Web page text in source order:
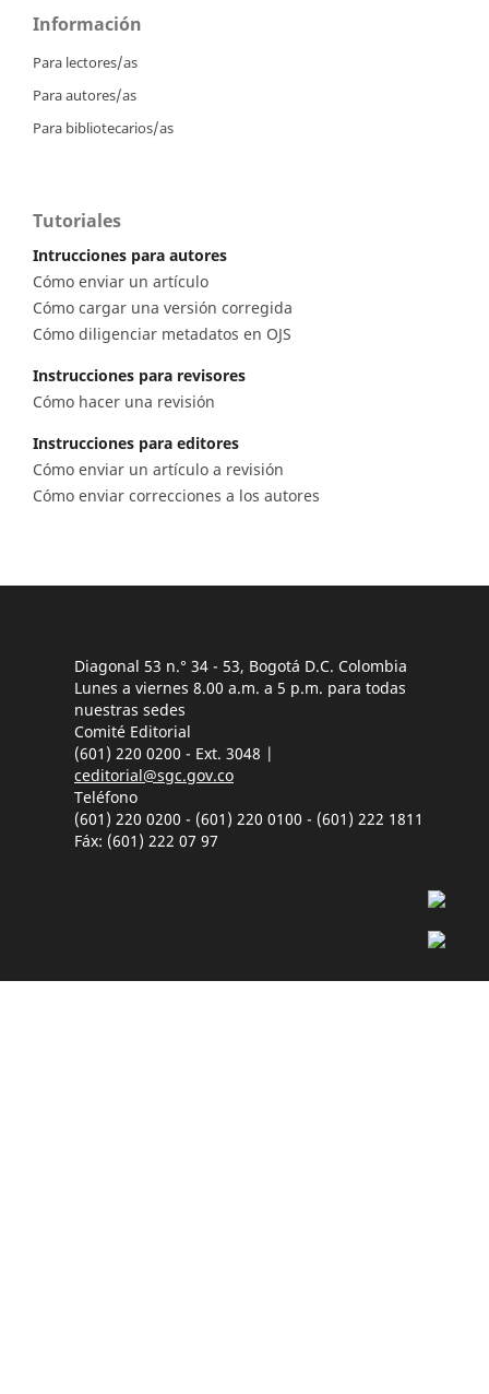
Información
Para lectores/as
Para autores/as
Para bibliotecarios/as
Tutoriales
Intrucciones para autores
Cómo enviar un artículo
Cómo cargar una versión corregida
Cómo diligenciar metadatos en OJS
Instrucciones para revisores
Cómo hacer una revisión
Instrucciones para editores
Cómo enviar un artículo a revisión
Cómo enviar correcciones a los autores
Diagonal 53 n.° 34 - 53, Bogotá D.C. Colombia
Lunes a viernes 8.00 a.m. a 5 p.m. para todas
nuestras sedes
Comité Editorial
(601) 220 0200 - Ext. 3048 |
ceditorial@sgc.gov.co
Teléfono
(601) 220 0200 - (601) 220 0100 - (601) 222 1811
Fáx: (601) 222 07 97